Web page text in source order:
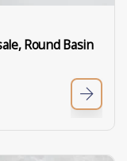
Round Basin